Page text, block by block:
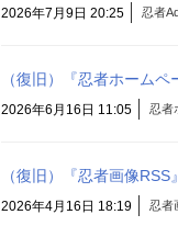
2026年7月9日 20:25 忍者
（復旧）『忍者ホーム
2026年6月16日 11:05 忍者
（復旧）『忍者画像
2026年4月16日 18:19 忍者